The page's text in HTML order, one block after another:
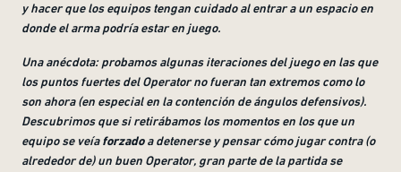
y hacer que los equipos tengan cuidado al entrar a un espacio en
donde el arma podría estar en juego.
Una anécdota: probamos algunas iteraciones del juego en las que
los puntos fuertes del Operator no fueran tan extremos como lo
son ahora (en especial en la contención de ángulos defensivos).
Descubrimos que si retirábamos los momentos en los que un
equipo se veíaforzadoa detenerse y pensar cómo jugar contra (o
alrededor de) un buen Operator, gran parte de la partida se